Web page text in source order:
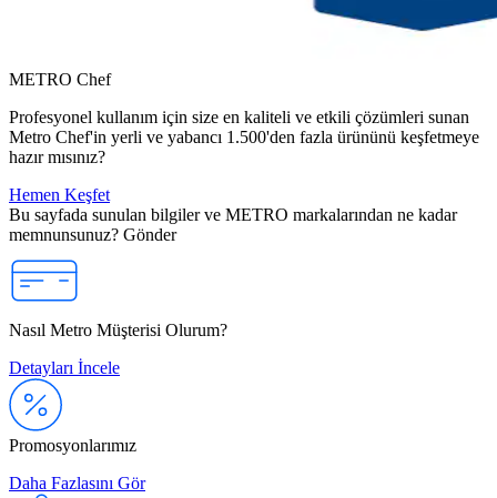
METRO Chef
Profesyonel kullanım için size en kaliteli ve etkili çözümleri sunan
Metro Chef'in yerli ve yabancı 1.500'den fazla ürününü keşfetmeye
hazır mısınız?
Hemen Keşfet
Bu sayfada sunulan bilgiler ve METRO markalarından ne kadar
memnunsunuz? Gönder
Nasıl Metro Müşterisi Olurum?
Detayları İncele
Promosyonlarımız
Daha Fazlasını Gör